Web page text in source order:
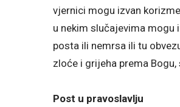
vjernici mogu izvan
u nekim slučajevima
posta ili nemrsa ili tu
zloće i grijeha prema
Post u pravoslavlju